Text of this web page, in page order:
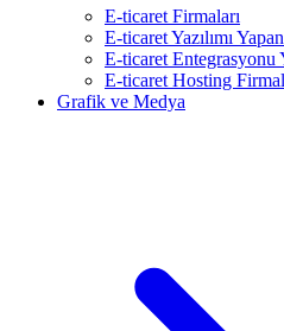
E-ticaret Firmaları
E-ticaret Yazılımı
E-ticaret Entegrasyonu
E-ticaret Hosting
Grafik ve Medya